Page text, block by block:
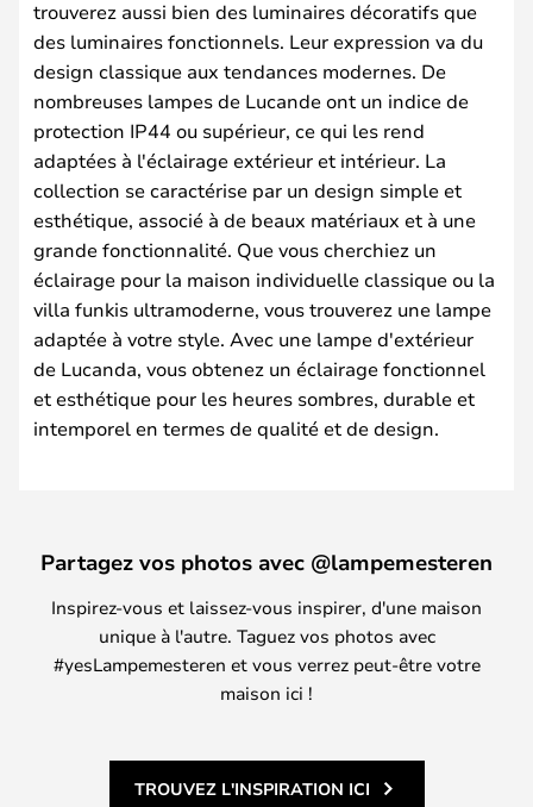
trouverez aussi bien des luminaires décoratifs que
des luminaires fonctionnels. Leur expression va du
design classique aux tendances modernes. De
nombreuses lampes de Lucande ont un indice de
protection IP44 ou supérieur, ce qui les rend
adaptées à l'éclairage extérieur et intérieur. La
collection se caractérise par un design simple et
esthétique, associé à de beaux matériaux et à une
grande fonctionnalité. Que vous cherchiez un
éclairage pour la maison individuelle classique ou la
villa funkis ultramoderne, vous trouverez une lampe
adaptée à votre style. Avec une lampe d'extérieur
de Lucanda, vous obtenez un éclairage fonctionnel
et esthétique pour les heures sombres, durable et
intemporel en termes de qualité et de design.
Partagez vos photos avec @lampemesteren
Inspirez-vous et laissez-vous inspirer, d'une maison
unique à l'autre. Taguez vos photos avec
#yesLampemesteren et vous verrez peut-être votre
maison ici !
TROUVEZ L'INSPIRATION ICI